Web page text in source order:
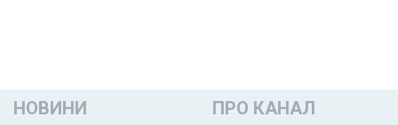
НОВИНИ ПРО КАНАЛ